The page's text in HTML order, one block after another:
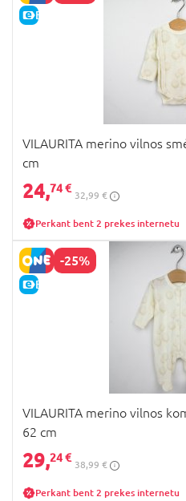
E-KAINA
VILAURITA merino vilnos
cm
24,74 €
32,99 €
Perkant bent 2 prekes internetu
-25%
E-KAINA
VILAURITA merino vilnos
62 cm
29,24 €
38,99 €
Perkant bent 2 prekes internetu